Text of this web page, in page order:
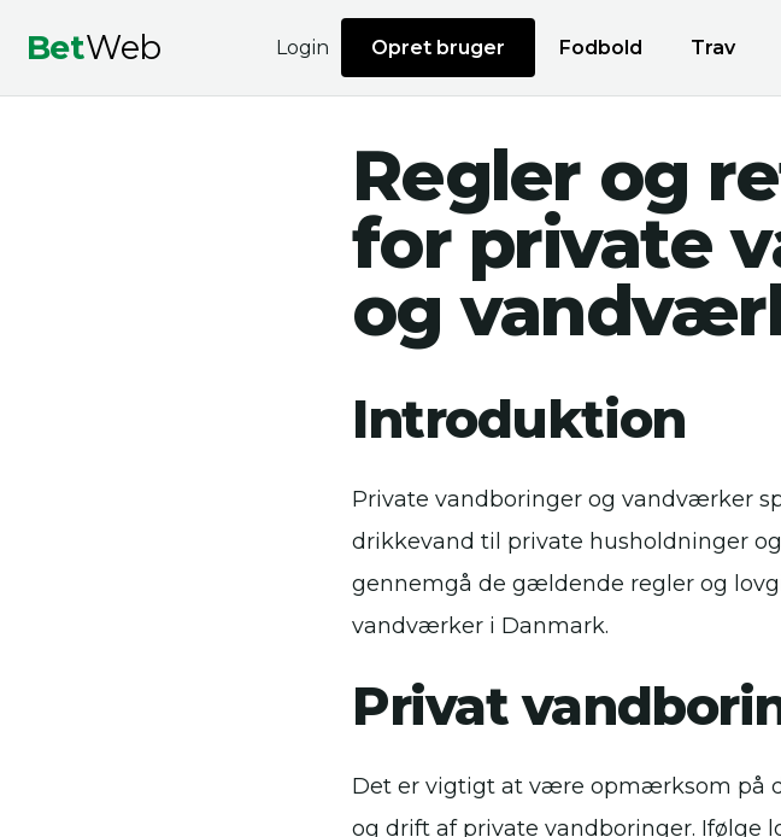
BetWeb Fodbold Trav
Login Opret bruger
Regler og
for private
og
Introduktion
Private vandboringer og vandværker
drikkevand til private husholdninger
gennemgå de gældende regler og
vandværker i Danmark.
Privat
Det er vigtigt at være opmærksom på
og drift af private vandboringer. Ifølge